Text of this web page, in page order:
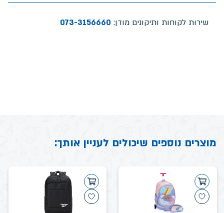
שירות לקוחות ותיקונים מודן: 073-3156660
מוצרים נוספים שיכולים לעניין אותך: